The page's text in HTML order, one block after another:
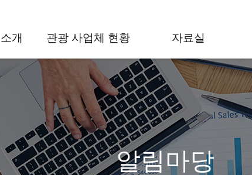
개 관광 사업체 현황 자료실
알림마당